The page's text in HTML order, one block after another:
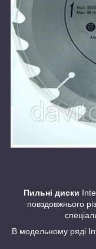
Пильні диски
повздовжнього
В модельному ряді